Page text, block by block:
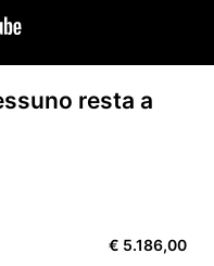
resta a
€ 5.186,00